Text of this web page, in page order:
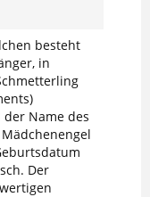
besteht
in
Name des
Der